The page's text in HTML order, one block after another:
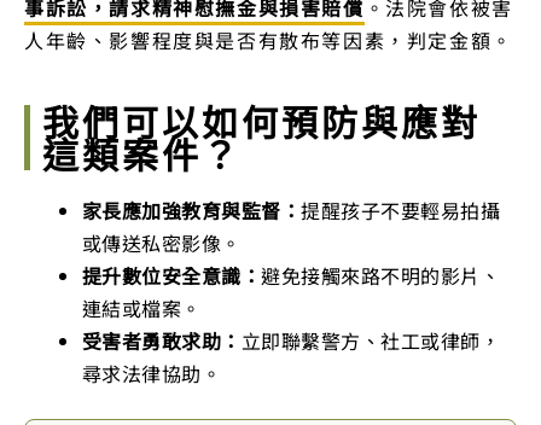
事訴訟，請求精神慰撫金與損害賠償 。法院會依被害
人年齡、影響程度與是否有散布等因素，判定金額。
我們可以如何預防與應對
這類案件？
家長應加強教育與監督：提醒孩子不要輕易拍攝
或傳送私密影像。
提升數位安全意識：避免接觸來路不明的影片、
連結或檔案。
受害者勇敢求助： 立即聯繫警方、社工或律師，
尋求法律協助。